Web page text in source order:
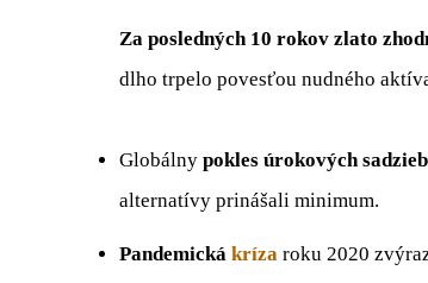
Za posledných 10 rokov zlato
dlho trpelo povesťou nudného
Globálny pokles úrokových sadzieb
alternatívy prinášali minimum.
Pandemická kríza roku 2020